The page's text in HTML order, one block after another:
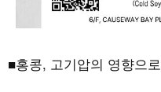
■홍콩, 고기압의 영향으로